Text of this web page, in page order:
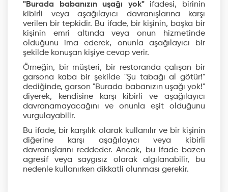
"Burada babanızın uşağı yok"ifadesi, birinin
kibirli veya aşağılayıcı davranışlarına karşı
verilen bir tepkidir. Bu ifade, bir kişinin, başka bir
kişinin emri altında veya onun hizmetinde
olduğunu ima ederek, onunla aşağılayıcı bir
şekilde konuşan kişiye cevap verir.
Örneğin, bir müşteri, bir restoranda çalışan bir
garsona kaba bir şekilde "Şu tabağı al götür!"
dediğinde, garson "Burada babanızın uşağı yok!"
diyerek, kendisine karşı kibirli ve aşağılayıcı
davranamayacağını ve onunla eşit olduğunu
vurgulayabilir.
Bu ifade, bir karşılık olarak kullanılır ve bir kişinin
diğerine karşı aşağılayıcı veya kibirli
davranışlarını reddeder. Ancak, bu ifade bazen
agresif veya saygısız olarak algılanabilir, bu
nedenle kullanırken dikkatli olunması gerekir.